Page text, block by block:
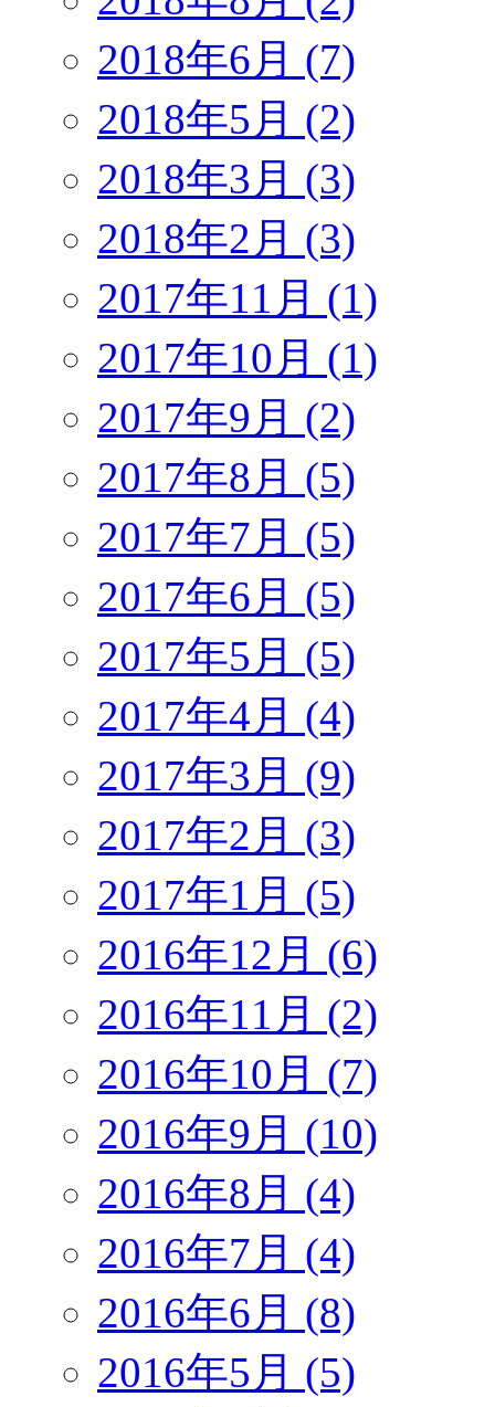
2018年6月 (7)
2018年5月 (2)
2018年3月 (3)
2018年2月 (3)
2017年11月 (1)
2017年10月 (1)
2017年9月 (2)
2017年8月 (5)
2017年7月 (5)
2017年6月 (5)
2017年5月 (5)
2017年4月 (4)
2017年3月 (9)
2017年2月 (3)
2017年1月 (5)
2016年12月 (6)
2016年11月 (2)
2016年10月 (7)
2016年9月 (10)
2016年8月 (4)
2016年7月 (4)
2016年6月 (8)
2016年5月 (5)